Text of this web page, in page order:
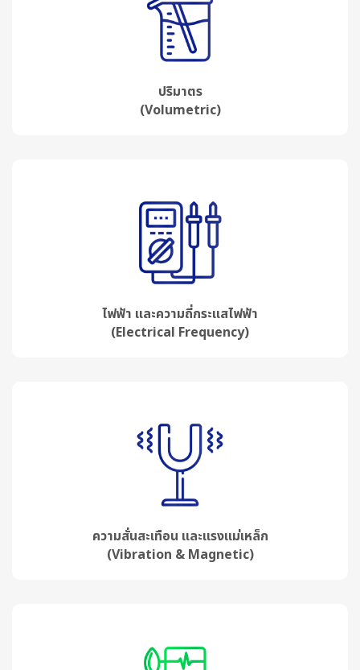
ปริมาตร
(Volumetric)
ไฟฟ้า และความถี่กระแสไฟฟ้า
(Electrical Frequency)
ความสั่นสะเทือน และแรงแม่เหล็ก
(Vibration & Magnetic)